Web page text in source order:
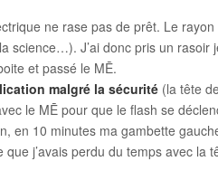
ne rase pas de prêt. Le
science…). J’ai donc pris un rasoir
et passé le MĒ.
malgré la sécurité (la tête
le MĒ pour que le flash se
en 10 minutes ma gambette
j’avais perdu du temps avec la